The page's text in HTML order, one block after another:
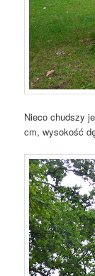
Nieco chudszy
cm, wysokość